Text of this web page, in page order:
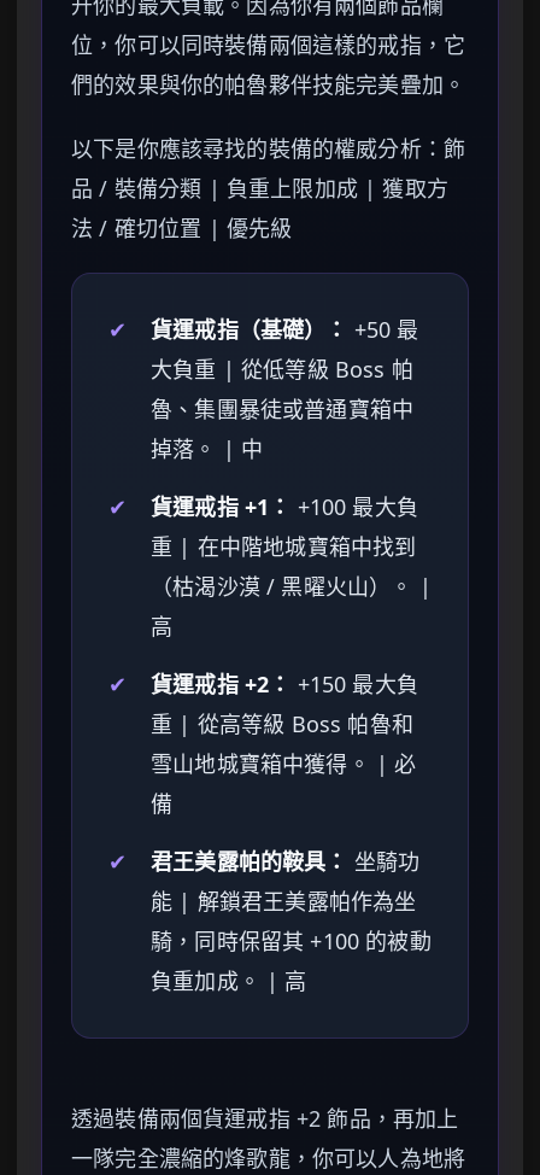
位，你可以同時裝備兩個這樣的戒指，它
們的效果與你的帕魯夥伴技能完美疊加。
以下是你應該尋找的裝備的權威分析：飾
品 / 裝備分類 | 負重上限加成 | 獲取方
法 / 確切位置 | 優先級
✔ 貨運戒指（基礎）： +50 最
大負重 | 從低等級 Boss 帕
魯、集團暴徒或普通寶箱中
掉落。 | 中
✔
貨運戒指 +1： +100 最大負
重 | 在中階地城寶箱中找到
（枯渴沙漠 / 黑曜火山）。 |
高
✔
貨運戒指 +2： +150 最大負
重 | 從高等級 Boss 帕魯和
雪山地城寶箱中獲得。 | 必
備
✔
君王美露帕的鞍具： 坐騎功
能 | 解鎖君王美露帕作為坐
騎，同時保留其 +100 的被動
負重加成。 | 高
透過裝備兩個貨運戒指 +2 飾品，再加上
一隊完全濃縮的烽歌龍，你可以人為地將